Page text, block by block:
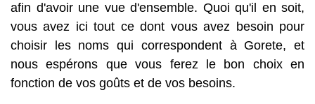
afin d'avoir une vue d'ensemble. Quoi qu'il en soit,
vous avez ici tout ce dont vous avez besoin pour
choisir les noms qui correspondent à Gorete, et
nous espérons que vous ferez le bon choix en
fonction de vos goûts et de vos besoins.